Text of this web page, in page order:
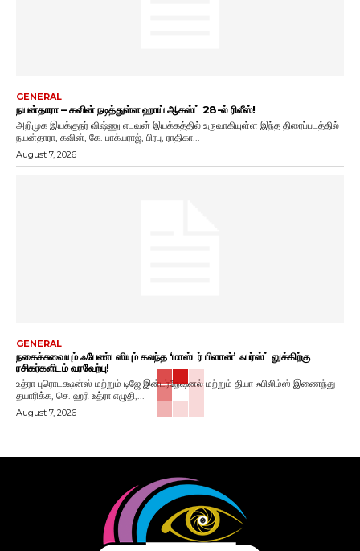
GENERAL
நயன்தாரா – கவின் நடித்துள்ள ஹாய் ஆகஸ்ட் 28-ல் ரிலீஸ்!
அறிமுக இயக்குநர் விஷ்ணு எடவன் இயக்கத்தில் உருவாகியுள்ள இந்த திரைப்படத்தில்
நயன்தாரா, கவின், கே. பாக்யராஜ், பிரபு, ராதிகா...
August 7, 2026
GENERAL
நகைச்சுவையும் ஃபேண்டஸியும் கலந்த ‘மாஸ்டர் பிளான்’ ஃபர்ஸ்ட் லுக்கிற்கு
ரசிகர்களிடம் வரவேற்பு!
உத்ரா புரொடக்ஷன்ஸ் மற்றும் டிஜே இன்டர்நேஷனல் மற்றும் தியா ஃபிலிம்ஸ் இணைந்து
தயாரிக்க, செ. ஹரி உத்ரா எழுதி,...
August 7, 2026